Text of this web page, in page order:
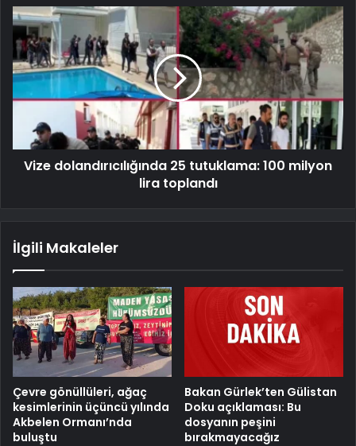
Vize dolandırıcılığında 25 tutuklama: 100 milyon
lira toplandı
İlgili Makaleler
Çevre gönüllüleri, ağaç
kesimlerinin üçüncü yılında
Akbelen Ormanı’nda
buluştu
Bakan Gürlek’ten Gülistan
Doku açıklaması: Bu
dosyanın peşini
bırakmayacağız